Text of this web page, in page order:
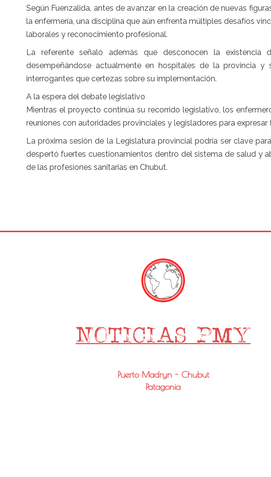
Según Fuenzalida, antes de avanzar en la creación de nuevas
la enfermería, una disciplina que aún enfrenta múltiples desafíos
laborales y reconocimiento profesional.
La referente señaló además que desconocen la existencia
desempeñándose actualmente en hospitales de la provincia
interrogantes que certezas sobre su implementación.
A la espera del debate legislativo
Mientras el proyecto continúa su recorrido legislativo, los
reuniones con autoridades provinciales y legisladores para
La próxima sesión de la Legislatura provincial podría ser clave
despertó fuertes cuestionamientos dentro del sistema de salud y
de las profesiones sanitarias en Chubut.
Puerto Madryn - Chubut
Patagonia